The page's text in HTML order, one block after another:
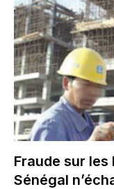
Fraude sur
Sénégal